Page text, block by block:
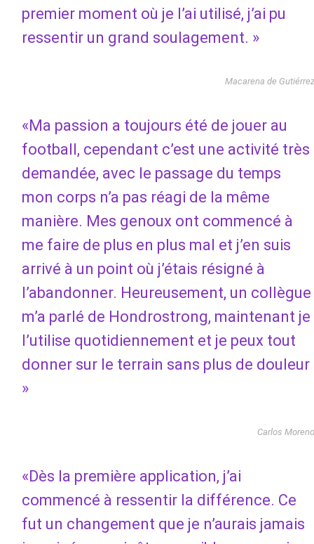
premier moment où je l’ai utilisé, j’ai pu
ressentir un grand soulagement. »
Macarena de Gutiérrez
«Ma passion a toujours été de jouer au
football, cependant c’est une activité très
demandée, avec le passage du temps
mon corps n’a pas réagi de la même
manière. Mes genoux ont commencé à
me faire de plus en plus mal et j’en suis
arrivé à un point où j’étais résigné à
l’abandonner. Heureusement, un collègue
m’a parlé de Hondrostrong, maintenant je
l’utilise quotidiennement et je peux tout
donner sur le terrain sans plus de douleur
»
Carlos Moreno
«Dès la première application, j’ai
commencé à ressentir la différence. Ce
fut un changement que je n’aurais jamais